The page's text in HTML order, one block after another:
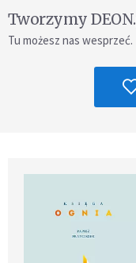
Tworzymy
Tu możesz nas wesprzeć.